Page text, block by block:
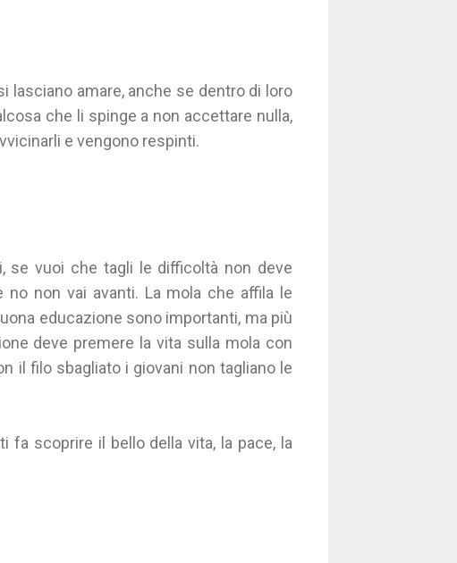
lasciano amare, anche se dentro di loro
che li spinge a non accettare nulla,
e vengono respinti.
se vuoi che tagli le difficoltà non deve
non vai avanti. La mola che affila le
educazione sono importanti, ma più
deve premere la vita sulla mola con
il filo sbagliato i giovani non tagliano le
fa scoprire il bello della vita, la pace, la